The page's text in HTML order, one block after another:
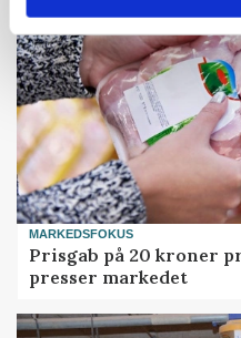
MARKEDSFOKUS
Prisgab på 20 kroner
presser markedet